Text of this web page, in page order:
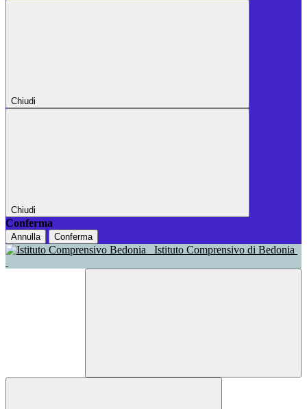
Chiudi
Chiudi
Conferma
Annulla Conferma
Istituto Comprensivo di Bedonia